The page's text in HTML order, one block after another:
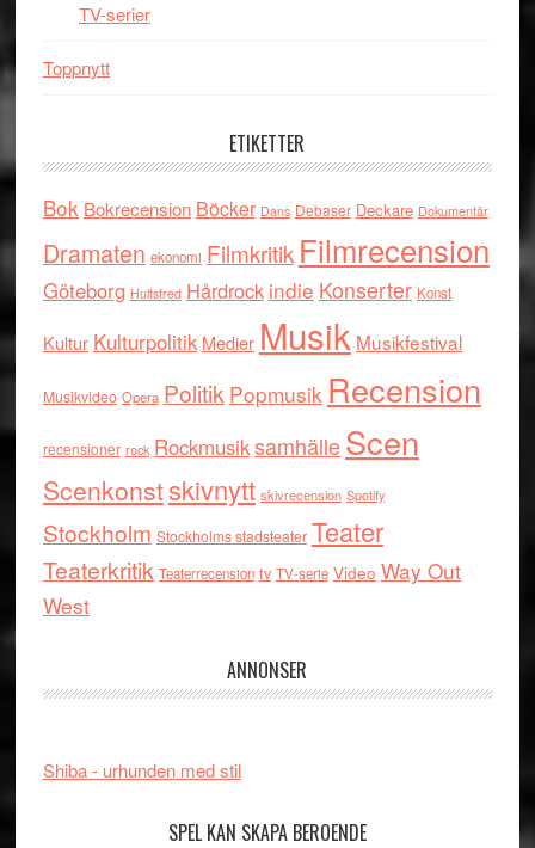
TV-serier
Toppnytt
ETIKETTER
Bok Bokrecension Böcker Dans Debaser Deckare Dokumentär
Dramaten ekonomi Filmkritik Filmrecension
Göteborg Hultsfred Hårdrock indie Konserter Konst
Kultur Kulturpolitik Medier Musik Musikfestival
Musikvideo Opera Politik Popmusik Recension
recensioner rock RockmusiksamhälleScen
Scenkonstskivnytt skivrecension Spotify
Stockholm Stockholms stadsteater Teater
Teaterkritik Teaterrecension tv TV-serie Video Way Out
West
ANNONSER
Shiba - urhunden med stil
SPEL KAN SKAPA BEROENDE